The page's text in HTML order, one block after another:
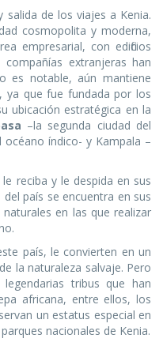
de los viajes a Kenia.
cosmopolita y moderna,
empresarial, con edificios
extranjeras han
es notable, aún mantiene
ya que fue fundada por los
ubicación estratégica en la
–la segunda ciudad del
índico- y Kampala –
reciba y le despida en sus
país se encuentra en sus
en las que realizar
país, le convierten en un
la naturaleza salvaje. Pero
tribus que han
africana, entre ellos, los
un estatus especial en
nacionales de Kenia.